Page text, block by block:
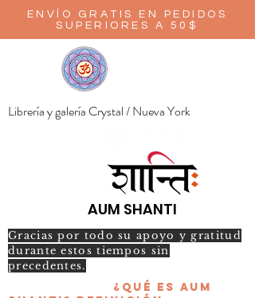
ENVÍO GRATIS EN PEDIDOS
SUPERIORES A 50$
Librería y galería Crystal / Nueva York
AUM SHANTI
Gracias por todo su apoyo y gratitud
durante estos tiempos sin
precedentes.
¿Qué es AUM